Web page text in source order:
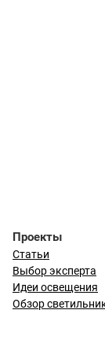
Проекты
Статьи
Выбор эксперта
Идеи освещения
Обзор